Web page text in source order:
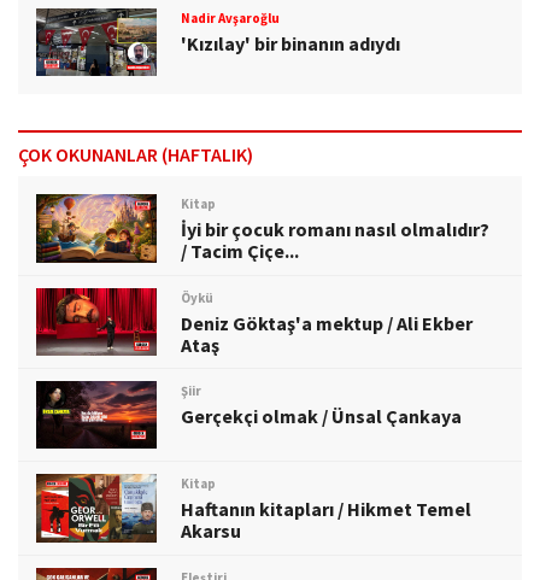
Nadir Avşaroğlu
'Kızılay' bir binanın adıydı
ÇOK OKUNANLAR (HAFTALIK)
Kitap
İyi bir çocuk romanı nasıl olmalıdır?
/ Tacim Çiçe...
Öykü
Deniz Göktaş'a mektup / Ali Ekber
Ataş
Şiir
Gerçekçi olmak / Ünsal Çankaya
Kitap
Haftanın kitapları / Hikmet Temel
Akarsu